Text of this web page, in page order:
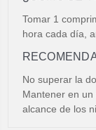
Tomar 1
hora cada día,
No superar la
Mantener en
alcance de los